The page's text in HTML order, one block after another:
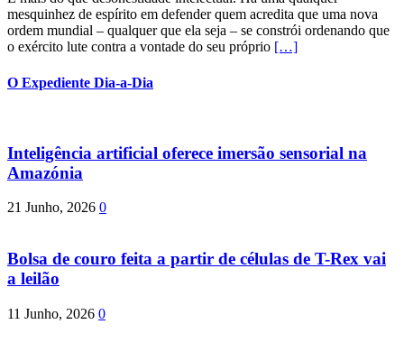
mesquinhez de espírito em defender quem acredita que uma nova
ordem mundial – qualquer que ela seja – se constrói ordenando que
o exército lute contra a vontade do seu próprio […]
O Expediente Dia-a-Dia
Inteligência artificial oferece imersão sensorial na
Amazónia
21 Junho, 2026 0
Bolsa de couro feita a partir de células de T-Rex vai
a leilão
11 Junho, 2026 0